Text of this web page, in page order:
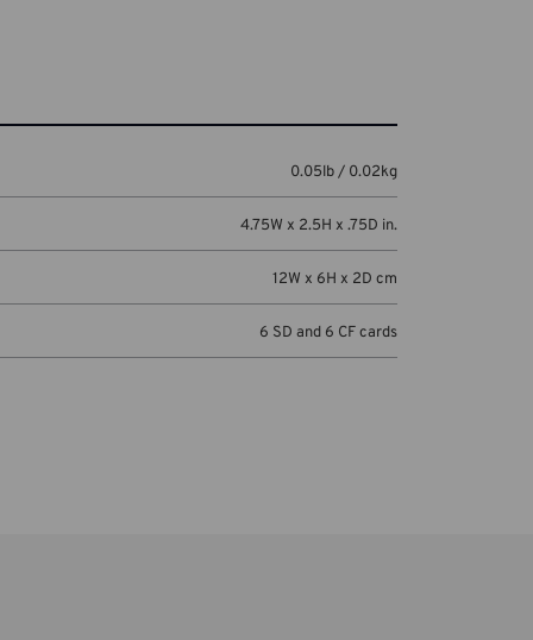
0.05lb / 0.02kg
4.75W x 2.5H x .75D in.
12W x 6H x 2D cm
6 SD and 6 CF cards